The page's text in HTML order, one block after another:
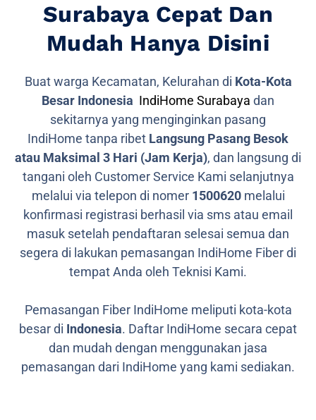
Surabaya Cepat Dan
Mudah Hanya Disini
Buat warga Kecamatan, Kelurahan di Kota-Kota
Besar Indonesia IndiHome Surabaya dan
sekitarnya yang menginginkan pasang
IndiHome tanpa ribet Langsung Pasang Besok
atau Maksimal 3 Hari (Jam Kerja), dan langsung di
tangani oleh Customer Service Kami selanjutnya
melalui via telepon di nomer 1500620melalui
konfirmasi registrasi berhasil via sms atau email
masuk setelah pendaftaran selesai semua dan
segera di lakukan pemasangan IndiHome Fiber di
tempat Anda oleh Teknisi Kami.
Pemasangan Fiber IndiHome meliputi kota-kota
besar di Indonesia. Daftar IndiHome secara cepat
dan mudah dengan menggunakan jasa
pemasangan dari IndiHome yang kami sediakan.